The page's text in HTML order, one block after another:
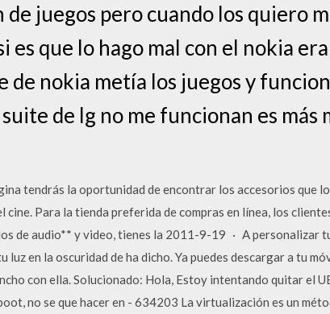
juegos pero cuando los quiero
es que lo hago mal con el nokia
de nokia metía los juegos y
de lg no me funcionan es más
tendrás la oportunidad de encontrar los accesorios que
cine. Para la tienda preferida de compras en línea, los
de audio** y video, tienes la 2011-9-19 · A personalizar
luz en la oscuridad de ha dicho. Ya puedes descargar a tu
con ella. Solucionado: Hola, Estoy intentando quitar el
no se que hacer en - 634203 La virtualización es un